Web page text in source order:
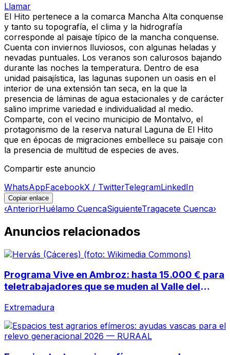
Llamar
El Hito pertenece a la comarca Mancha Alta conquense
y tanto su topografía, el clima y la hidrografía
corresponde al paisaje típico de la mancha conquense.
Cuenta con inviernos lluviosos, con algunas heladas y
nevadas puntuales. Los veranos son calurosos bajando
durante las noches la temperatura. Dentro de esa
unidad paisajística, las lagunas suponen un oasis en el
interior de una extensión tan seca, en la que la
presencia de láminas de agua estacionales y de carácter
salino imprime variedad e individualidad al medio.
Comparte, con el vecino municipio de Montalvo, el
protagonismo de la reserva natural Laguna de El Hito
que en épocas de migraciones embellece su paisaje con
la presencia de multitud de especies de aves.
Compartir este anuncio
WhatsAppFacebookX / TwitterTelegramLinkedIn
Copiar enlace
‹AnteriorHuélamo CuencaSiguienteTragacete Cuenca›
Anuncios relacionados
Programa Vive en Ambroz: hasta 15.000 € para
teletrabajadores que se muden al Valle del
Extremadura